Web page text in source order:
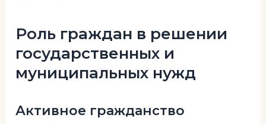
Роль граждан в решении
государственных и
муниципальных нужд
Активное гражданство